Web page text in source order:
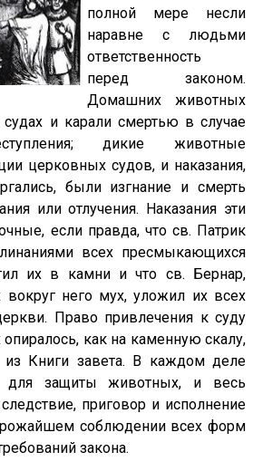
полной мере несли
наравне с людьми
ответственность
перед законом.
Домашних животных
и карали смертью в случае
дикие животные
церковных судов, и наказания,
были изгнание и смерть
или отлучения. Наказания эти
если правда, что св. Патрик
всех пресмыкающихся
их в камни и что св. Бернар,
него мух, уложил их всех
Право привлечения к суду
как на каменную скалу,
из Книги завета. В каждом деле
для защиты животных, и весь
приговор и исполнение
соблюдении всех форм
закона.